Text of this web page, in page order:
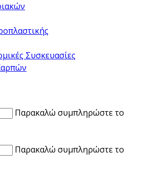
Συσκευασίες
Παρακαλώ συμπληρώστε το
Παρακαλώ συμπληρώστε το